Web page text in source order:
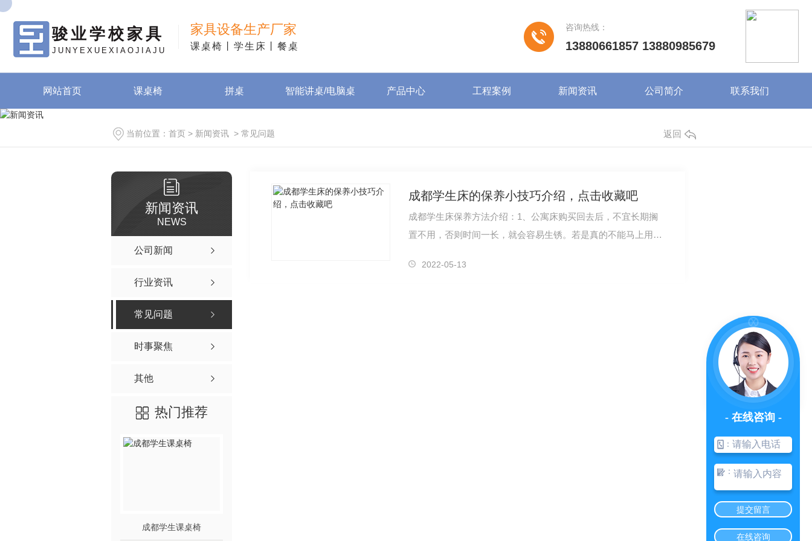
骏业学校家具
JUNYEXUEXIAOJIAJU
家具设备生产厂家
课桌椅丨学生床丨餐桌
咨询热线：
13880661857 13880985679
网站首页 课桌椅 拼桌 智能讲桌/电脑桌 产品中心 工程案例 新闻资讯 公司简介 联系我们
当前位置： 首页 > 新闻资讯 > 常见问题 返回
新闻资讯
NEWS
公司新闻
行业资讯
常见问题
时事聚焦
其他
热门推荐
成都学生课桌椅
成都学生床的保养小技巧介绍，点击收藏吧
成都学生床保养方法介绍：1、公寓床购买回去后，不宜长期搁
置不用，否则时间一长，就会容易生锈。若是真的不能马上用
2022-05-13
- 在线咨询 -
：
：
提交留言
在线咨询